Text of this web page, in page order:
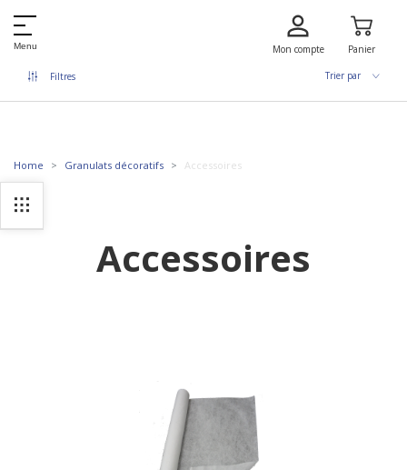
Menu Mon compte Panier
Filtres Trier par
Home Granulats décoratifs Accessoires
Accessoires